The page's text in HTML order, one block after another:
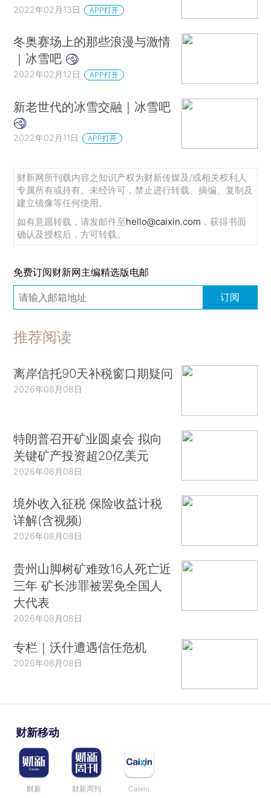
2022年02月13日 APP打开
冬奥赛场上的那些浪漫与激情
｜冰雪吧
2022年02月12日 APP打开
新老世代的冰雪交融｜冰雪吧
2022年02月11日 APP打开
财新网所刊载内容之知识产权为财新传媒及/或相关权利人
专属所有或持有。未经许可，禁止进行转载、摘编、复制及
建立镜像等任何使用。
如有意愿转载，请发邮件至hello@caixin.com ，获得书面
确认及授权后，方可转载。
免费订阅财新网主编精选版电邮
订阅
推荐阅读
离岸信托90天补税窗口期疑问
2026年08月08日
特朗普召开矿业圆桌会 拟向
关键矿产投资超20亿美元
2026年08月08日
境外收入征税 保险收益计税
详解(含视频)
2026年08月08日
贵州山脚树矿难致16人死亡近
三年 矿长涉罪被罢免全国人
大代表
2026年08月08日
专栏｜沃什遭遇信任危机
2026年08月08日
财新移动
财新 财新周刊 Caixin